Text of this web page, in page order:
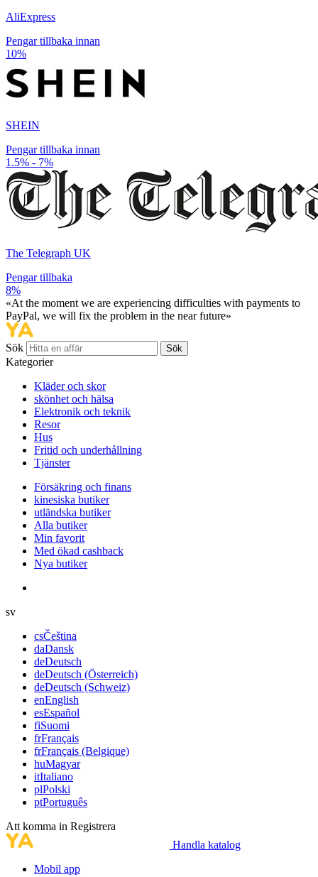
AliExpress
Pengar tillbaka innan
10%
SHEIN
Pengar tillbaka innan
1.5% - 7%
The Telegraph UK
Pengar tillbaka
8%
«At the moment we are experiencing difficulties with payments to
PayPal, we will fix the problem in the near future»
Sök Sök
Kategorier
Kläder och skor
skönhet och hälsa
Elektronik och teknik
Resor
Hus
Fritid och underhållning
Tjänster
Försäkring och finans
kinesiska butiker
utländska butiker
Alla butiker
Min favorit
Med ökad cashback
Nya butiker
sv
csČeština
daDansk
deDeutsch
deDeutsch (Österreich)
deDeutsch (Schweiz)
enEnglish
esEspañol
fiSuomi
frFrançais
frFrançais (Belgique)
huMagyar
itItaliano
plPolski
ptPortuguês
Att komma in Registrera
Handla katalog
Mobil app